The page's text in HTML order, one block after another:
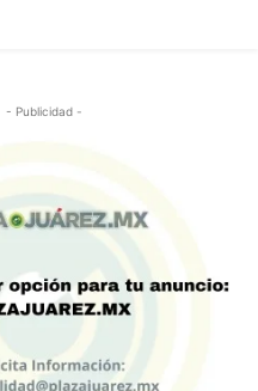
- Publicidad -